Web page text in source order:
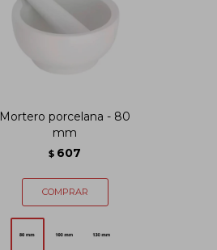
Mortero porcelana - 80
mm
$ 607